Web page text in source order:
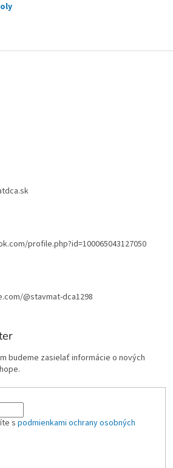
profile.php?id=100065043127050
@stavmat-dca1298
budeme zasielať informácie o nových
s podmienkami ochrany osobných